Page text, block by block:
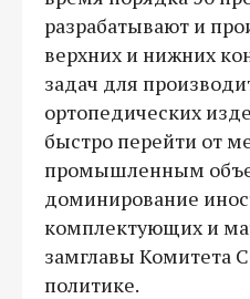
разрабатывают и
верхних и нижних
задач для
ортопедических
быстро перейти от
промышленным
доминирование
комплектующих и
замглавы Комитета
политике.